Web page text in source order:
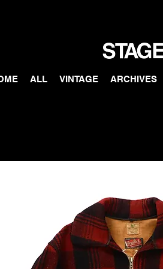
ALL VINTAGE ARCHIVES